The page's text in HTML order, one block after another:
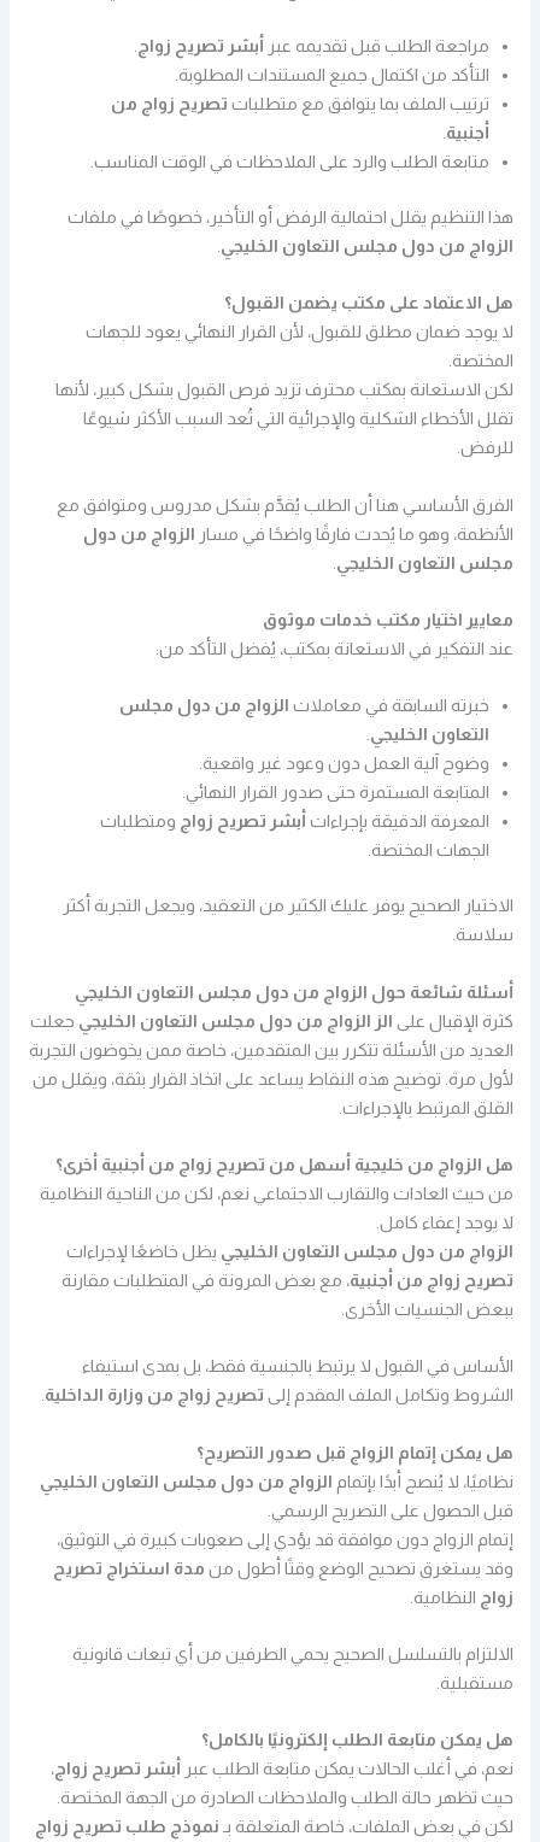
مراجعة الطلب قبل تقديمه عبر أبشر تصريح زواج.
التأكد من اكتمال جميع المستندات المطلوبة.
ترتيب الملف بما يتوافق مع متطلبات تصريح زواج من
أجنبية.
متابعة الطلب والرد على الملاحظات في الوقت المناسب.
هذا التنظيم يقلل احتمالية الرفض أو التأخير، خصوصًا في ملفات
الزواج من دول مجلس التعاون الخليجي
هل الاعتماد على مكتب يضمن القبول؟
لا يوجد ضمان مطلق للقبول، لأن القرار النهائي يعود للجهات
المختصة.
لكن الاستعانة بمكتب محترف تزيد فرص القبول بشكل كبير، لأنها
تقلل الأخطاء الشكلية والإجرائية التي تُعد السبب الأكثر شيوعًا
للرفض.
الفرق الأساسي هنا أن الطلب يُقدَّم بشكل مدروس ومتوافق مع
الأنظمة، وهو ما يُحدث فارقًا واضحًا في مسار الزواج من دول
مجلس التعاون الخليجي
معايير اختيار مكتب خدمات موثوق
عند التفكير في الاستعانة بمكتب، يُفضل التأكد من:
خبرته السابقة في معاملات الزواج من دول مجلس
التعاون الخليجي.
وضوح آلية العمل دون وعود غير واقعية.
المتابعة المستمرة حتى صدور القرار النهائي.
المعرفة الدقيقة بإجراءات أبشر تصريح زواج ومتطلبات
الجهات المختصة.
الاختيار الصحيح يوفر عليك الكثير من التعقيد، ويجعل التجربة أكثر
سلاسة.
أسئلة شائعة حول الزواج من دول مجلس التعاون الخليجي
كثرة الإقبال على الز الزواج من دول مجلس التعاون الخليجي جعلت
العديد من الأسئلة تتكرر بين المتقدمين، خاصة ممن يخوضون التجربة
لأول مرة. توضيح هذه النقاط يساعد على اتخاذ القرار بثقة، ويقلل من
القلق المرتبط بالإجراءات.
هل الزواج من خليجية أسهل من تصريح زواج من أجنبية أخرى؟
من حيث العادات والتقارب الاجتماعي نعم، لكن من الناحية النظامية
لا يوجد إعفاء كامل.
الزواج من دول مجلس التعاون الخليجي يظل خاضعًا لإجراءات
تصريح زواج من أجنبية، مع بعض المرونة في المتطلبات مقارنة
ببعض الجنسيات الأخرى.
الأساس في القبول لا يرتبط بالجنسية فقط، بل بمدى استيفاء
الشروط وتكامل الملف المقدم إلى تصريح زواج من وزارة الداخلية.
هل يمكن إتمام الزواج قبل صدور التصريح؟
نظاميًا، لا يُنصح أبدًا بإتمام الزواج من دول مجلس التعاون الخليجي
قبل الحصول على التصريح الرسمي.
إتمام الزواج دون موافقة قد يؤدي إلى صعوبات كبيرة في التوثيق،
وقد يستغرق تصحيح الوضع وقتًا أطول من مدة استخراج تصريح
زواج النظامية.
الالتزام بالتسلسل الصحيح يحمي الطرفين من أي تبعات قانونية
مستقبلية.
هل يمكن متابعة الطلب إلكترونيًا بالكامل؟
نعم، في أغلب الحالات يمكن متابعة الطلب عبر أبشر تصريح زواج،
حيث تظهر حالة الطلب والملاحظات الصادرة من الجهة المختصة.
لكن في بعض الملفات، خاصة المتعلقة بـ نموذج طلب تصريح زواج